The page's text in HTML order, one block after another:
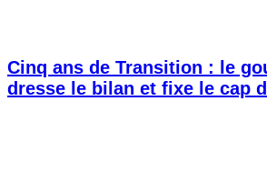
Cinq ans de Transition : le
dresse le bilan et fixe le cap